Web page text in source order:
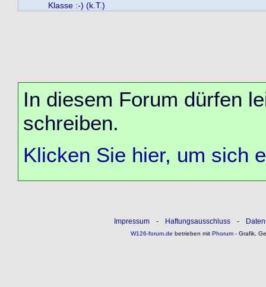
Klasse :-) (k.T.)
In diesem Forum dürfen
schreiben.
Klicken Sie hier, um sich
Impressum - Haftungsausschluss -
W126-forum.de betrieben mitPhorum- Grafik,